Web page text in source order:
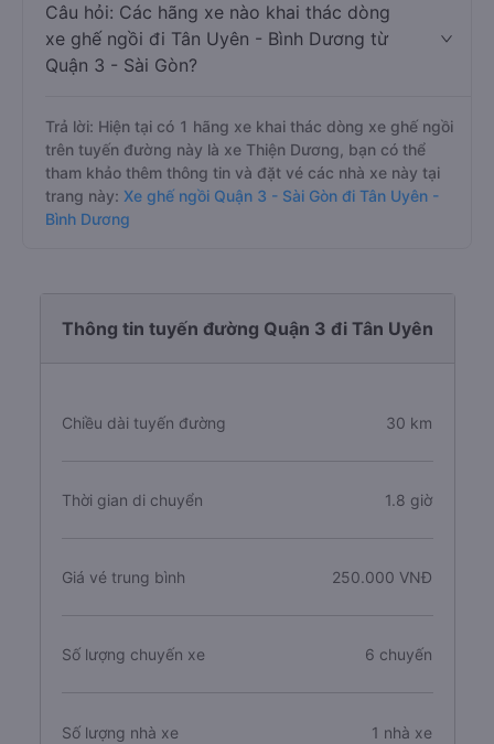
Câu hỏi: Các hãng xe nào khai thác dòng
xe ghế ngồi đi Tân Uyên - Bình Dương từ
Quận 3 - Sài Gòn?
Trả lời: Hiện tại có 1 hãng xe khai thác dòng xe ghế ngồi
trên tuyến đường này là xe Thiện Dương, bạn có thể
tham khảo thêm thông tin và đặt vé các nhà xe này tại
trang này: Xe ghế ngồi Quận 3 - Sài Gòn đi Tân Uyên -
Bình Dương
Thông tin tuyến đường Quận 3 đi Tân Uyên
Chiều dài tuyến đường 30 km
Thời gian di chuyển 1.8 giờ
Giá vé trung bình 250.000 VNĐ
Số lượng chuyến xe 6 chuyến
Số lượng nhà xe 1 nhà xe